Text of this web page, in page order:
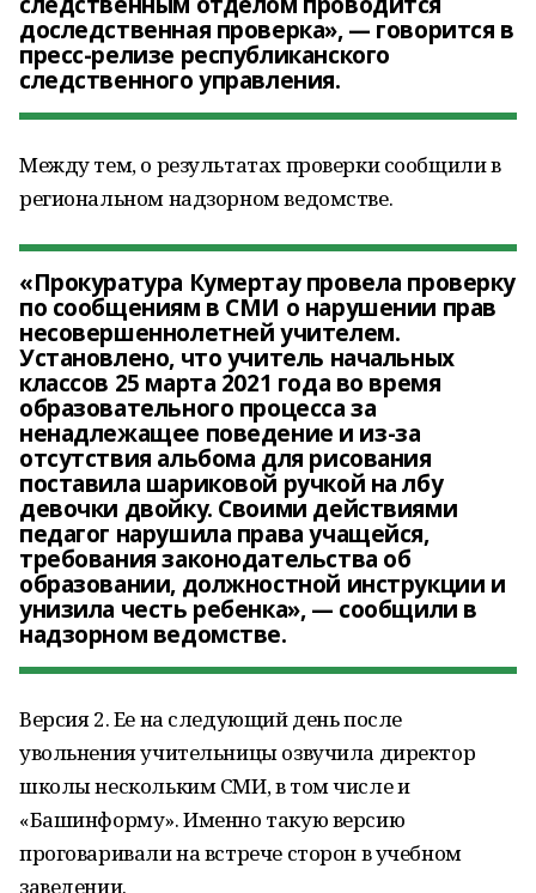
доследственная проверка», — говорится в
пресс-релизе республиканского
следственного управления.
Между тем, о результатах проверки сообщили в
региональном надзорном ведомстве.
«Прокуратура Кумертау провела проверку
по сообщениям в СМИ о нарушении прав
несовершеннолетней учителем.
Установлено, что учитель начальных
классов 25 марта 2021 года во время
образовательного процесса за
ненадлежащее поведение и из-за
отсутствия альбома для рисования
поставила шариковой ручкой на лбу
девочки двойку. Своими действиями
педагог нарушила права учащейся,
требования законодательства об
образовании, должностной инструкции и
унизила честь ребенка», — сообщили в
надзорном ведомстве.
Версия 2. Ее на следующий день после
увольнения учительницы озвучила директор
школы нескольким СМИ, в том числе и
«Башинформу». Именно такую версию
проговаривали на встрече сторон в учебном
заведении.